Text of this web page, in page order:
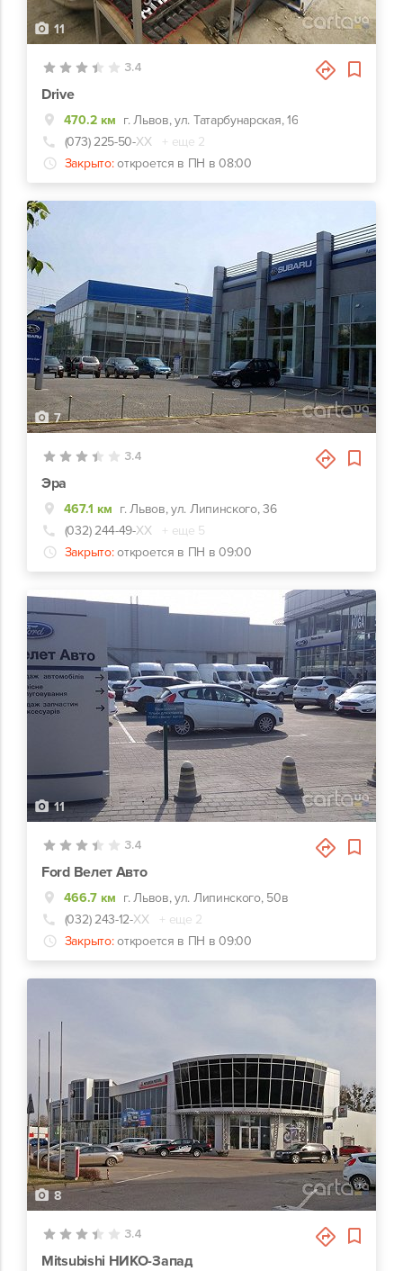
11
3.4
Drive
470.2 км г. Львов, ул. Татарбунарская, 16
(073) 225-50-ХХ
+ еще 2
Закрыто: откроется в ПН в 08:00
7
3.4
Эра
467.1 км г. Львов, ул. Липинского, 36
(032) 244-49-ХХ
+ еще 5
Закрыто: откроется в ПН в 09:00
11
3.4
Ford Велет Авто
466.7 км г. Львов, ул. Липинского, 50в
(032) 243-12-ХХ
+ еще 2
Закрыто: откроется в ПН в 09:00
8
3.4
Mitsubishi НИКО-Запад